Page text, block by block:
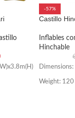
-57%
Castillo
Inflables
Hinchable
Weight: 120